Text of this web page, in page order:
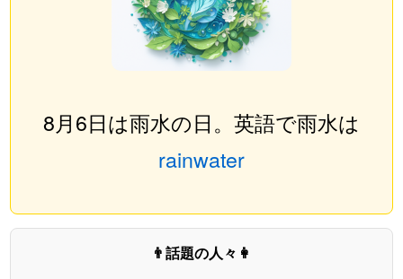
8月6日は雨水の日。英語で雨水は
rainwater
👨話題の人々👩